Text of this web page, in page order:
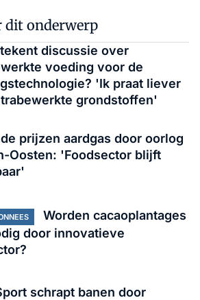
dit onderwerp
discussie over
voeding voor de
'Ik praat liever
grondstoffen'
prijzen aardgas door oorlog
Oosten: 'Foodsector blijft
Worden cacaoplantages
door innovatieve
schrapt banen door